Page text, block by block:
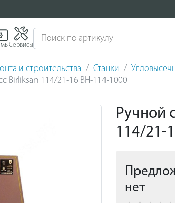
Сервисы
и строительства Станки
Birliksan 114/21-16 ВН-114-1000
Ручной
114/21-
нет